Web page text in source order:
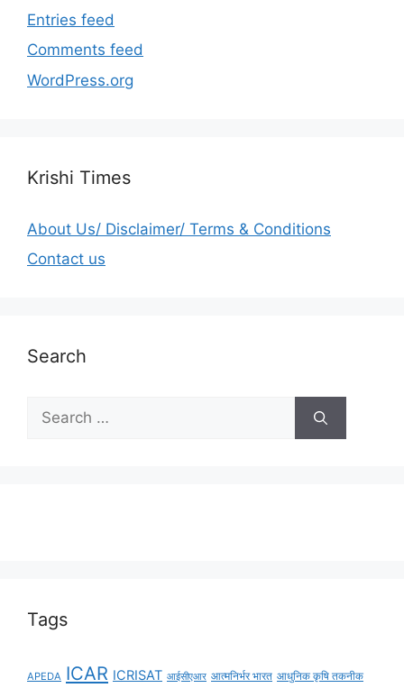
Entries feed
Comments feed
WordPress.org
Krishi Times
About Us/ Disclaimer/ Terms & Conditions
Contact us
Search
Tags
APEDA ICAR ICRISAT आईसीएआर आत्मनिर्भर भारत आधुनिक कृषि तकनीक